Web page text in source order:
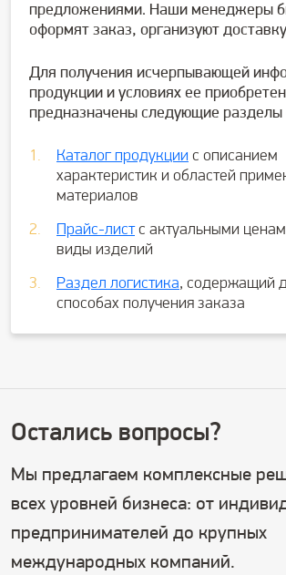
предложениями. Наши менеджеры
оформят заказ, организуют
Для получения исчерпывающей
продукции и условиях ее
предназначены следующие разделы
Каталог продукции с описанием
характеристик и областей
материалов
Прайс-листс актуальными
виды изделий
Раздел логистика, содержащий
способах получения заказа
Остались вопросы?
Мы предлагаем комплексные
всех уровней бизнеса: от
предпринимателей до крупных
международных компаний.